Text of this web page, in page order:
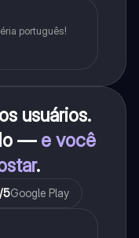
português!
usuários.
— e você
.
/5Google Play